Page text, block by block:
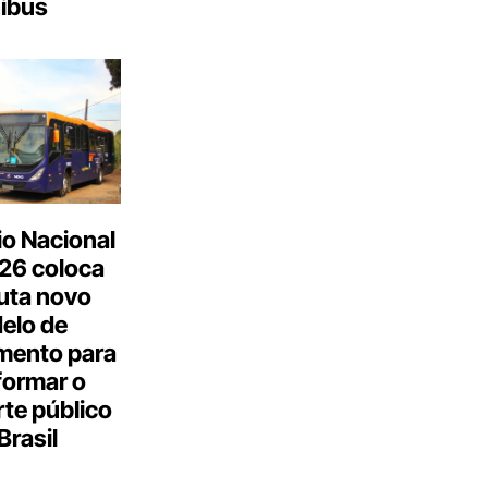
Nacional
coloca
novo
de
para
o
público